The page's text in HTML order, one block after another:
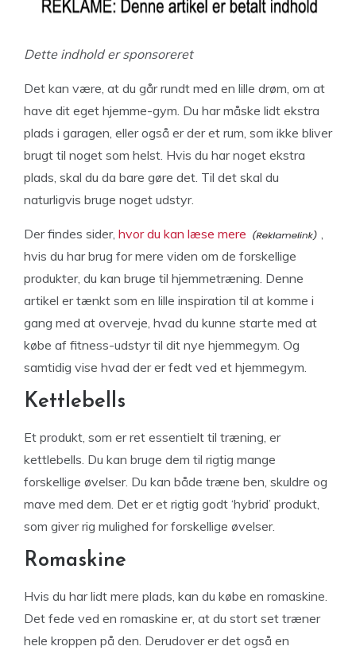
Dette indhold er sponsoreret
Det kan være, at du går rundt med en lille drøm, om at
have dit eget hjemme-gym. Du har måske lidt ekstra
plads i garagen, eller også er der et rum, som ikke bliver
brugt til noget som helst. Hvis du har noget ekstra
plads, skal du da bare gøre det. Til det skal du
naturligvis bruge noget udstyr.
Der findes sider, hvor du kan læse mere
,
hvis du har brug for mere viden om de forskellige
produkter, du kan bruge til hjemmetræning. Denne
artikel er tænkt som en lille inspiration til at komme i
gang med at overveje, hvad du kunne starte med at
købe af fitness-udstyr til dit nye hjemmegym. Og
samtidig vise hvad der er fedt ved et hjemmegym.
Kettlebells
Et produkt, som er ret essentielt til træning, er
kettlebells. Du kan bruge dem til rigtig mange
forskellige øvelser. Du kan både træne ben, skuldre og
mave med dem. Det er et rigtig godt ‘hybrid’ produkt,
som giver rig mulighed for forskellige øvelser.
Romaskine
Hvis du har lidt mere plads, kan du købe en romaskine.
Det fede ved en romaskine er, at du stort set træner
hele kroppen på den. Derudover er det også en